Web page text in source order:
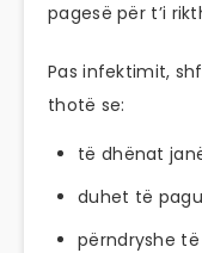
pagesë për t’i
Pas infektimit,
thotë se:
të dhënat
duhet të
përndryshe